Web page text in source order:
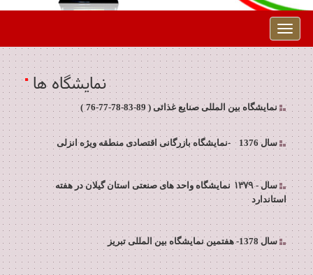
Toggle
navigation
نمایشگاه ها
نمایشگاه بین المللی صنایع غذائی ( 89-83-78-77-76 )
سال 1376 -نمایشگاه بازرگانی اقتصادی منطقه ویژه انزلی
سال 1379 - نمایشگاه واحد های صنعتی استان گیلان در هفته
استاندارد
سال 1378- هفتمین نمایشگاه بین المللی تبریز